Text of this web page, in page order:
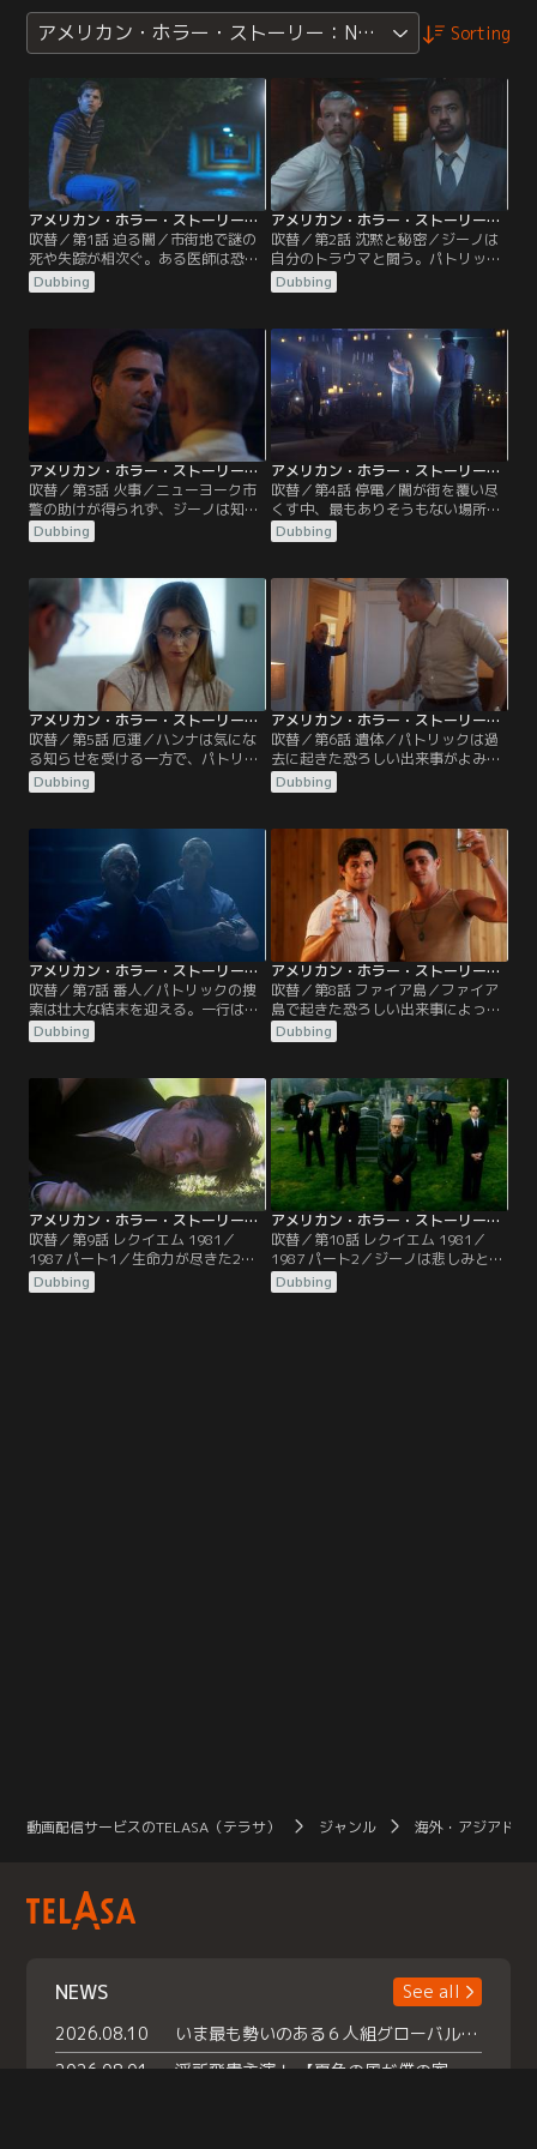
アメリカン・ホラー・ストーリー：NYC Sorting
アメリカン・ホラー・ストーリー：NYC 第01話／吹替
吹替／第1話 迫る闇／市街地で謎の
死や失踪が相次ぐ。ある医師は恐ろ
しい発見をし、地元レポーターは明
日のニュースの見出しとなる。
Dubbing
アメリカン・ホラー・ストーリー：NYC 第02話／吹替
吹替／第2話 沈黙と秘密／ジーノは
自分のトラウマと闘う。パトリック
は調べていくうちに暗い場所にたど
り着く。見知らぬ人がハンナに重大
Dubbing
アメリカン・ホラー・ストーリー：NYC 第03話／吹替
吹替／第3話 火事／ニューヨーク市
警の助けが得られず、ジーノは知恵
を絞らざるを得なくなる。トラウマ
になるような事件がきっかけで、危
近に迫ってくる。
Dubbing
アメリカン・ホラー・ストーリー：NYC 第04話／吹替
吹替／第4話 停電／闇が街を覆い尽
くす中、最もありそうもない場所に
悪が根付く…。
Dubbing
アメリカン・ホラー・ストーリー：NYC 第05話／吹替
吹替／第5話 厄運／ハンナは気にな
る知らせを受ける一方で、パトリッ
クは損害を被る。この街で最も危険
な住人が、真の意図を明らかにす
Dubbing
アメリカン・ホラー・ストーリー：NYC 第06話／吹替
吹替／第6話 遺体／パトリックは過
去に起きた恐ろしい出来事がよみが
えり、彼を悩ませる。ジーノとヘン
リーは、なんとしてもそれを明らか
Dubbing
アメリカン・ホラー・ストーリー：NYC 第07話／吹替
吹替／第7話 番人／パトリックの捜
索は壮大な結末を迎える。一行は再
び焦点を移すが、別の計画がハンナ
を待ち受けていた…。
Dubbing
アメリカン・ホラー・ストーリー：NYC 第08話／吹替
吹替／第8話 ファイア島／ファイア
島で起きた恐ろしい出来事によって
一行は決裂し、彼らはすべてを考え
直すことになる。
Dubbing
アメリカン・ホラー・ストーリー：NYC 第09話／吹替
吹替／第9話 レクイエム 1981／
1987 パート1／生命力が尽きた2人
の旧友は、ユニークな回顧の旅に導
かれる。
Dubbing
アメリカン・ホラー・ストーリー：NYC 第10話（最終話）／吹替
吹替／第10話 レクイエム 1981／
1987 パート2／ジーノは悲しみと危
険に支配されている。悲劇を知るこ
とがアダムにとっては啓示となる。
Dubbing
動画配信サービスのTELASA（テラサ） ジャンル 海外・アジアドラ
NEWS
See all
2026.08.10
いま最も勢いのある６人組グローバルグル ープ NCT WISHの地上波初冠特番 『NCT WISHの放課後グランプリ』放送決定 メンバーたちが３ペアに分かれ 【平成】をテーマにしたスペシャル企画 で対決 番組撮り下ろしのパフォーマンスも！ TELASA（テラサ）では放送終了後から オリジナルコンテンツを大量配信！
2026.08.01
浮所飛貴主演！ 【夏色の風が僕の家にやってきた】 本日よりテラサで独占配信スタート！